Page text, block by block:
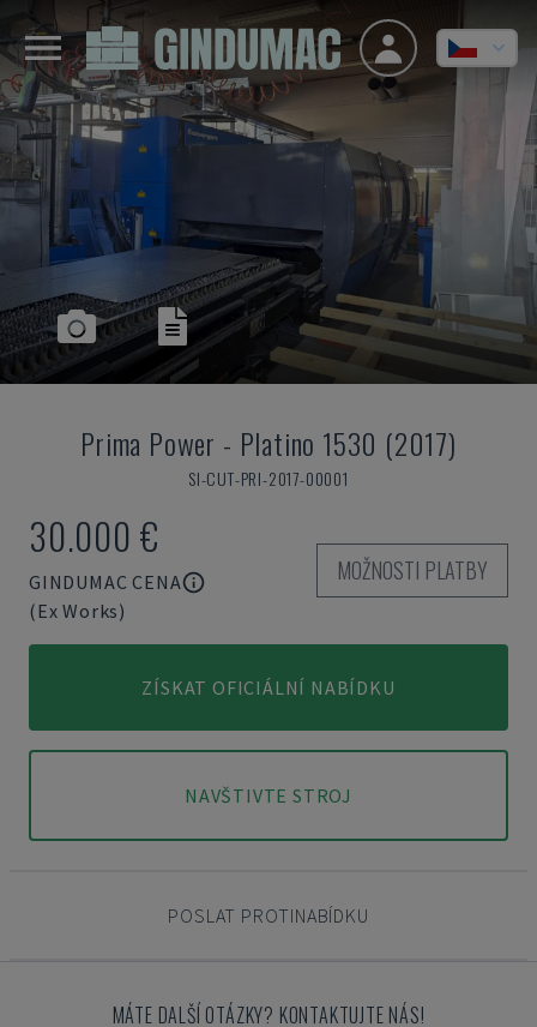
Prima Power - Platino 1530 (2017)
SI-CUT-PRI-2017-00001
30.000 €
GINDUMAC CENA
(Ex Works)
MOŽNOSTI PLATBY
ZÍSKAT OFICIÁLNÍ NABÍDKU
NAVŠTIVTE STROJ
POSLAT PROTINABÍDKU
MÁTE DALŠÍ OTÁZKY? KONTAKTUJTE NÁS!